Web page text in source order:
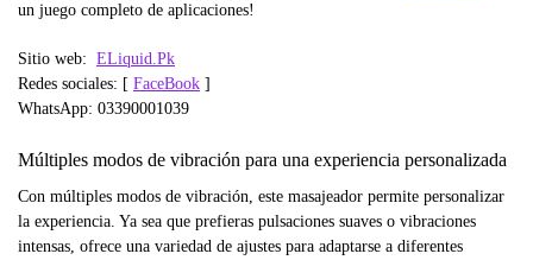
un juego completo de aplicaciones!
Sitio web: ELiquid.Pk
Redes sociales: [ FaceBook ]
WhatsApp: 03390001039
Múltiples modos de vibración para una experiencia personalizada
Con múltiples modos de vibración, este masajeador permite personalizar
la experiencia. Ya sea que prefieras pulsaciones suaves o vibraciones
intensas, ofrece una variedad de ajustes para adaptarse a diferentes